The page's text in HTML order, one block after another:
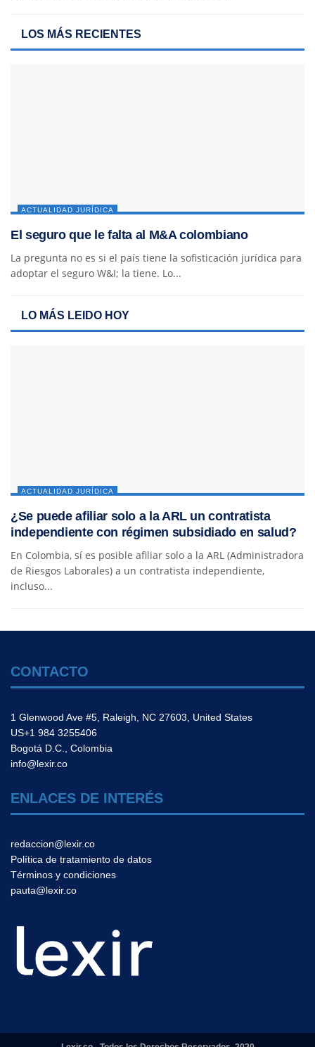
LOS MÁS RECIENTES
ACTUALIDAD JURÍDICA
El seguro que le falta al M&A colombiano
La pregunta no es si el país tiene la sofisticación jurídica para
adoptar el seguro W&I; la tiene. Lo...
LO MÁS LEIDO HOY
ACTUALIDAD JURÍDICA
¿Se puede afiliar solo a la ARL un contratista
independiente con régimen subsidiado en salud?
En Colombia, sí es posible afiliar solo a la ARL (Administradora
de Riesgos Laborales) a un contratista independiente,
incluso...
CONTACTO
1 Glenwood Ave #5, Raleigh, NC 27603, United States
US+1 984 3255406
Bogotá D.C., Colombia
info@lexir.co
ENLACES DE INTERÉS
redaccion@lexir.co
Política de tratamiento de datos
Términos y condiciones
pauta@lexir.co